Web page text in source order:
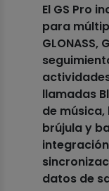
El GS Pro
para
llamadas
de
brújula y
datos de